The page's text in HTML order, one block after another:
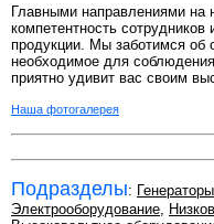
Главными направлениями
компетентность
продукции. Мы заботимся
необходимое для
приятно удивит вас своим
Наша фотогалерея
Подразделы: Генераторы
Электрооборудование,